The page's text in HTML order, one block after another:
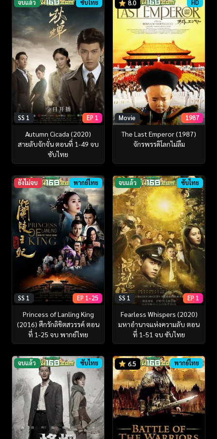
จบแล้ว ซับไทย
SS 1 EP 1
Autumn Cicada (2020)
สายลับจักจั่น ตอนที่ 1-49 จบ
ซับไทย
8.0 HD
Movie 1987
The Last Emperor (1987)
จักรพรรดิโลกไม่ลืม
ยังไม่จบ พากย์ไทย
SS 1 EP 1-25
Princess of Lanling King
(2016) ศึกรักลิขิตสวรรค์ ตอน
ที่ 1-25 จบ พากย์ไทย
จบแล้ว ซับไทย
SS 1 EP 1
Fearless Whispers (2020)
มหาอำนาจแห่งความลับ ตอน
ที่ 1-51 จบ ซับไทย
จบแล้ว ซับไทย 6.5 พากย์ไทย